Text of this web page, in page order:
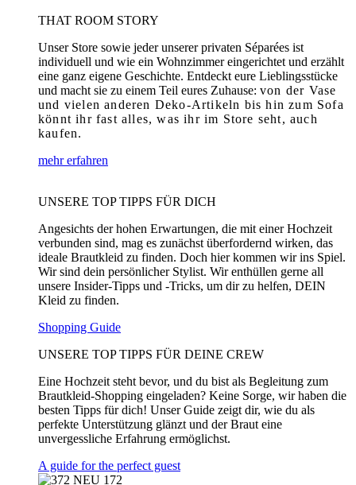
THAT ROOM STORY
Unser Store sowie jeder unserer privaten Séparées ist
individuell und wie ein Wohnzimmer eingerichtet und erzählt
eine ganz eigene Geschichte. Entdeckt eure Lieblingsstücke
und macht sie zu einem Teil eures Zuhause: von der Vase
und vielen anderen Deko-Artikeln bis hin zum Sofa
könnt ihr fast alles, was ihr im Store seht, auch
kaufen.
mehr erfahren
UNSERE TOP TIPPS FÜR DICH
Angesichts der hohen Erwartungen, die mit einer Hochzeit
verbunden sind, mag es zunächst überfordernd wirken, das
ideale Brautkleid zu finden. Doch hier kommen wir ins Spiel.
Wir sind dein persönlicher Stylist. Wir enthüllen gerne all
unsere Insider-Tipps und -Tricks, um dir zu helfen, DEIN
Kleid zu finden.
Shopping Guide
UNSERE TOP TIPPS FÜR DEINE CREW
Eine Hochzeit steht bevor, und du bist als Begleitung zum
Brautkleid-Shopping eingeladen? Keine Sorge, wir haben die
besten Tipps für dich! Unser Guide zeigt dir, wie du als
perfekte Unterstützung glänzt und der Braut eine
unvergessliche Erfahrung ermöglichst.
A guide for the perfect guest